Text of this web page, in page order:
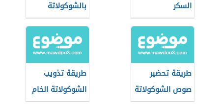
السكر بالشوكولاتة
طريقة تحضير
صوص الشوكولاتة
طريقة تذويب
الشوكولاتة الخام